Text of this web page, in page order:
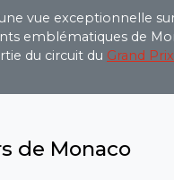
vue exceptionnelle
emblématiques de
du circuit du Grand
de Monaco